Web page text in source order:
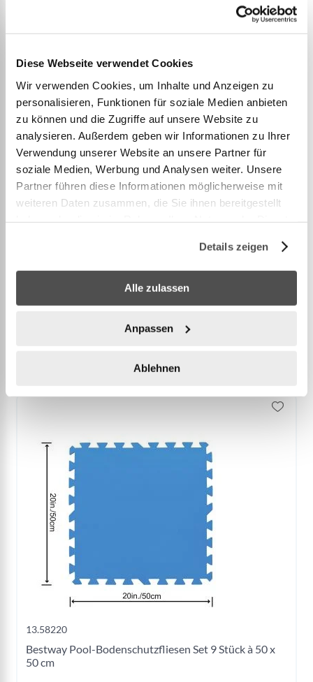
Diese Webseite verwendet Cookies
Wir verwenden Cookies, um Inhalte und Anzeigen zu
personalisieren, Funktionen für soziale Medien anbieten
zu können und die Zugriffe auf unsere Website zu
analysieren. Außerdem geben wir Informationen zu Ihrer
Verwendung unserer Website an unsere Partner für
soziale Medien, Werbung und Analysen weiter. Unsere
Partner führen diese Informationen möglicherweise mit
weiteren Daten zusammen, die Sie ihnen bereitgestellt
Details zeigen
Alle zulassen
Anpassen
Ablehnen
SCHNELLER, EINFACHER AUF- UND ABBAU: Der
Personen 60 Minuten; für den Auf- oder Abbau
sind keine Werkzeuge erforderlich.
LIEFERUMFANG: Set enthält den Pool, eine
6.056‑L‑Sandfilterpumpe, eine Poollei...
Mehr anzeigen
13.58220
Bestway Pool-Bodenschutzfliesen Set 9 Stück à 50 x
50 cm